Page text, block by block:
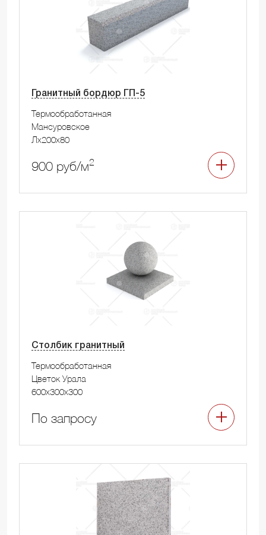
Гранитный бордюр ГП-5
Термообработанная
Мансуровское
Лx200x80
900 руб/м2
Столбик гранитный
Термообработанная
Цветок Урала
600x300x300
По запросу